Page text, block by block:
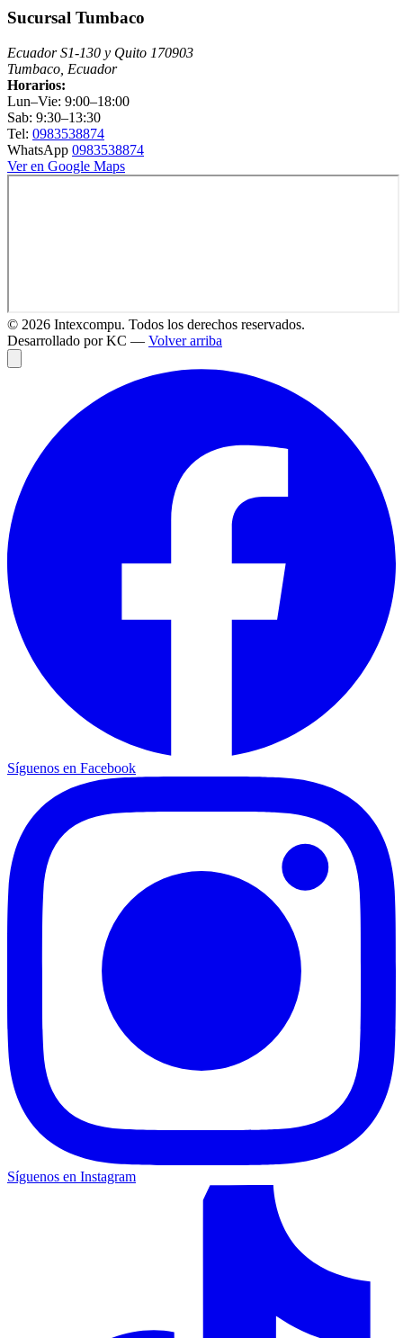
Sucursal Tumbaco
Ecuador S1-130 y Quito 170903
Tumbaco, Ecuador
Horarios:
Lun–Vie: 9:00–18:00
Sab: 9:30–13:30
Tel: 0983538874
WhatsApp 0983538874
Ver en Google Maps
© 2026 Intexcompu. Todos los derechos reservados.
Desarrollado por KC — Volver arriba
Síguenos en Facebook
Síguenos en Instagram